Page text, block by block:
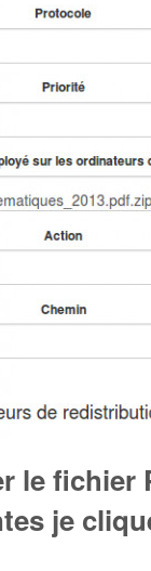
le fichier
je